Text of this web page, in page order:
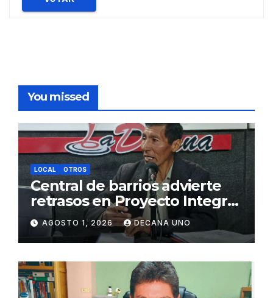
You missed
LOCAL OTROS
Central de barrios advierte
retrasos en Proyecto Integral
de Agua y Alcantarillado para
Juliaca
AGOSTO 1, 2026 DECANA UNO